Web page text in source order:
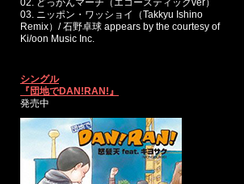
02. どっかんマーチ（エコースティックver）
03. ニッポン・ワッショイ（Takkyu Ishino
Remix）/ 石野卓球 appears by the courtesy of
Ki/oon Music Inc.
シングル
『団地でDAN!RAN!』
発売中